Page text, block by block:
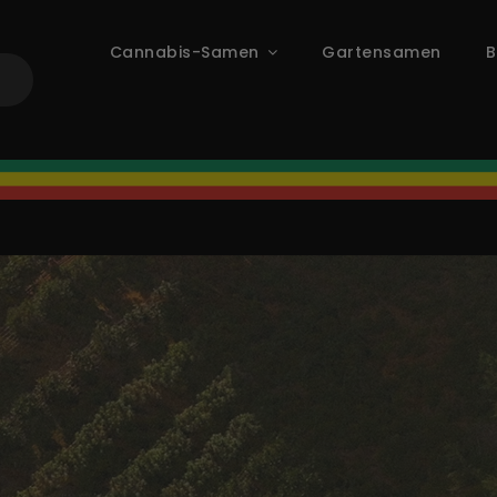
Cannabis-Samen Gartensamen